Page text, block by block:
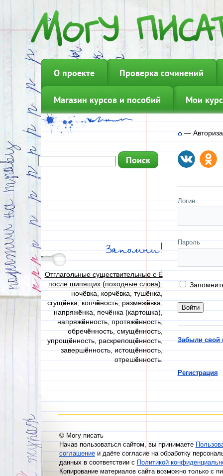
О проекте Проверка сочинений
Магазин курсов и пособий Мои
Запомни!
Отглагольные существительные с Ё
после шипящих (походные слова):
ночёвка, корчёвка, тушёнка,
сгущёнка, копчёность, размежёвка,
напряжёнка, печёнка (картошка),
напряжённость, протяжённость,
обречённость, смущённость,
упрощённость, раскрепощённость,
завершённость, истощённость,
отрешённость.
—
Логин
Пароль
Забыли свой
Регистрация
© Могу писать
Начав пользоваться сайтом, вы принимаете
соглашениеи даёте согласие на обработку
данных в соответствии сПолитикой
Копирование материалов сайта возможно только с